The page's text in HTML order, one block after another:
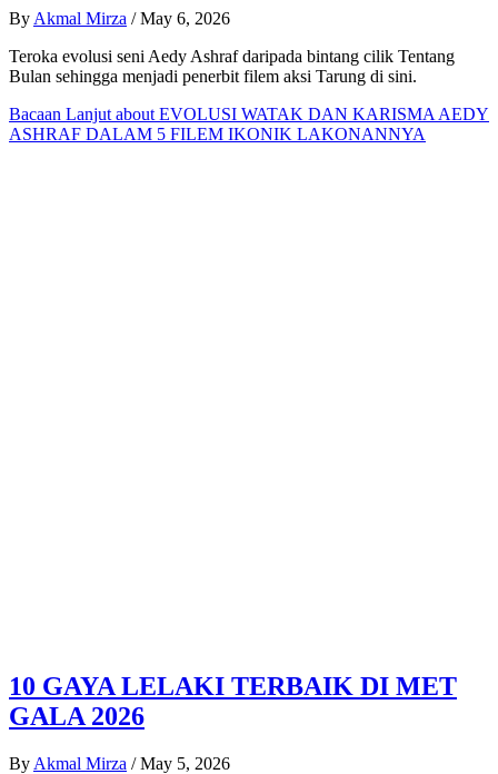
By Akmal Mirza / May 6, 2026
Teroka evolusi seni Aedy Ashraf daripada bintang cilik Tentang
Bulan sehingga menjadi penerbit filem aksi Tarung di sini.
Bacaan Lanjut about EVOLUSI WATAK DAN KARISMA AEDY
ASHRAF DALAM 5 FILEM IKONIK LAKONANNYA
10 GAYA LELAKI TERBAIK DI MET
GALA 2026
By Akmal Mirza / May 5, 2026